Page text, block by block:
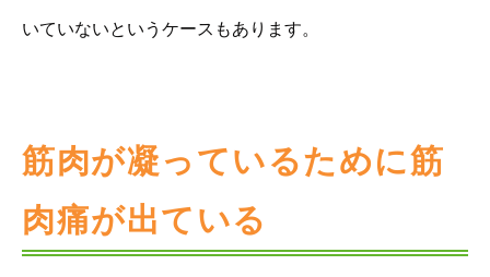
いていないというケースもあります。
筋肉が凝っているために筋
肉痛が出ている